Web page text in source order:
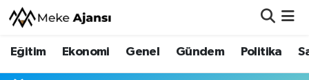
Eğitim Ekonomi Genel Gündem Politika
Eğitim
Nöbetçi Eczaneler